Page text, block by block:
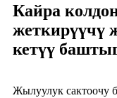
Кайра
жеткирүүчү
кетүү
Жылуулук сактоочу